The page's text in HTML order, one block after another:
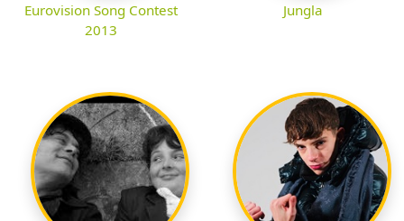
Eurovision Song Contest
2013
Jungla